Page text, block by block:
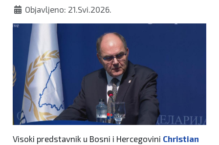
Objavljeno: 21.Svi.2026.
Visoki predstavnik u Bosni i Hercegovini Christian